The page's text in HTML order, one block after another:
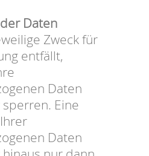
Daten
Zweck für
entfällt,
Daten
Eine
Daten